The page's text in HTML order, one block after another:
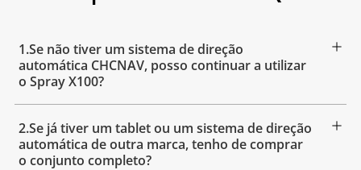
1.Se não tiver um sistema de direção
automática CHCNAV, posso continuar a utilizar
o Spray X100?
2.Se já tiver um tablet ou um sistema de direção
automática de outra marca, tenho de comprar
o conjunto completo?